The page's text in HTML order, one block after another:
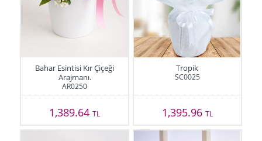
Bahar Esintisi Kır Çiçeği
Arajmanı.
AR0250
1,389.64TL
Tropik
SC0025
1,395.96 TL